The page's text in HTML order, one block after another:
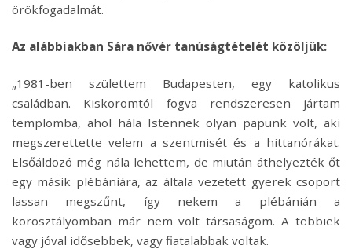
örökfogadalmát.
Az alábbiakban Sára nővér tanúságtételét közöljük:
„1981-ben születtem Budapesten, egy katolikus
családban. Kiskoromtól fogva rendszeresen jártam
templomba, ahol hála Istennek olyan papunk volt, aki
megszerettette velem a szentmisét és a hittanórákat.
Elsőáldozó még nála lehettem, de miután áthelyezték őt
egy másik plébániára, az általa vezetett gyerek csoport
lassan megszűnt, így nekem a plébánián a
korosztályomban már nem volt társaságom. A többiek
vagy jóval idősebbek, vagy fiatalabbak voltak.